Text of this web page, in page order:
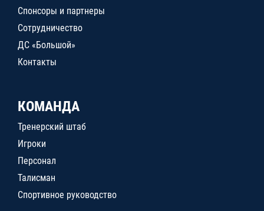
Спонсоры и партнеры
Сотрудничество
ДС «Большой»
Контакты
КОМАНДА
Тренерский штаб
Игроки
Персонал
Талисман
Спортивное руководство